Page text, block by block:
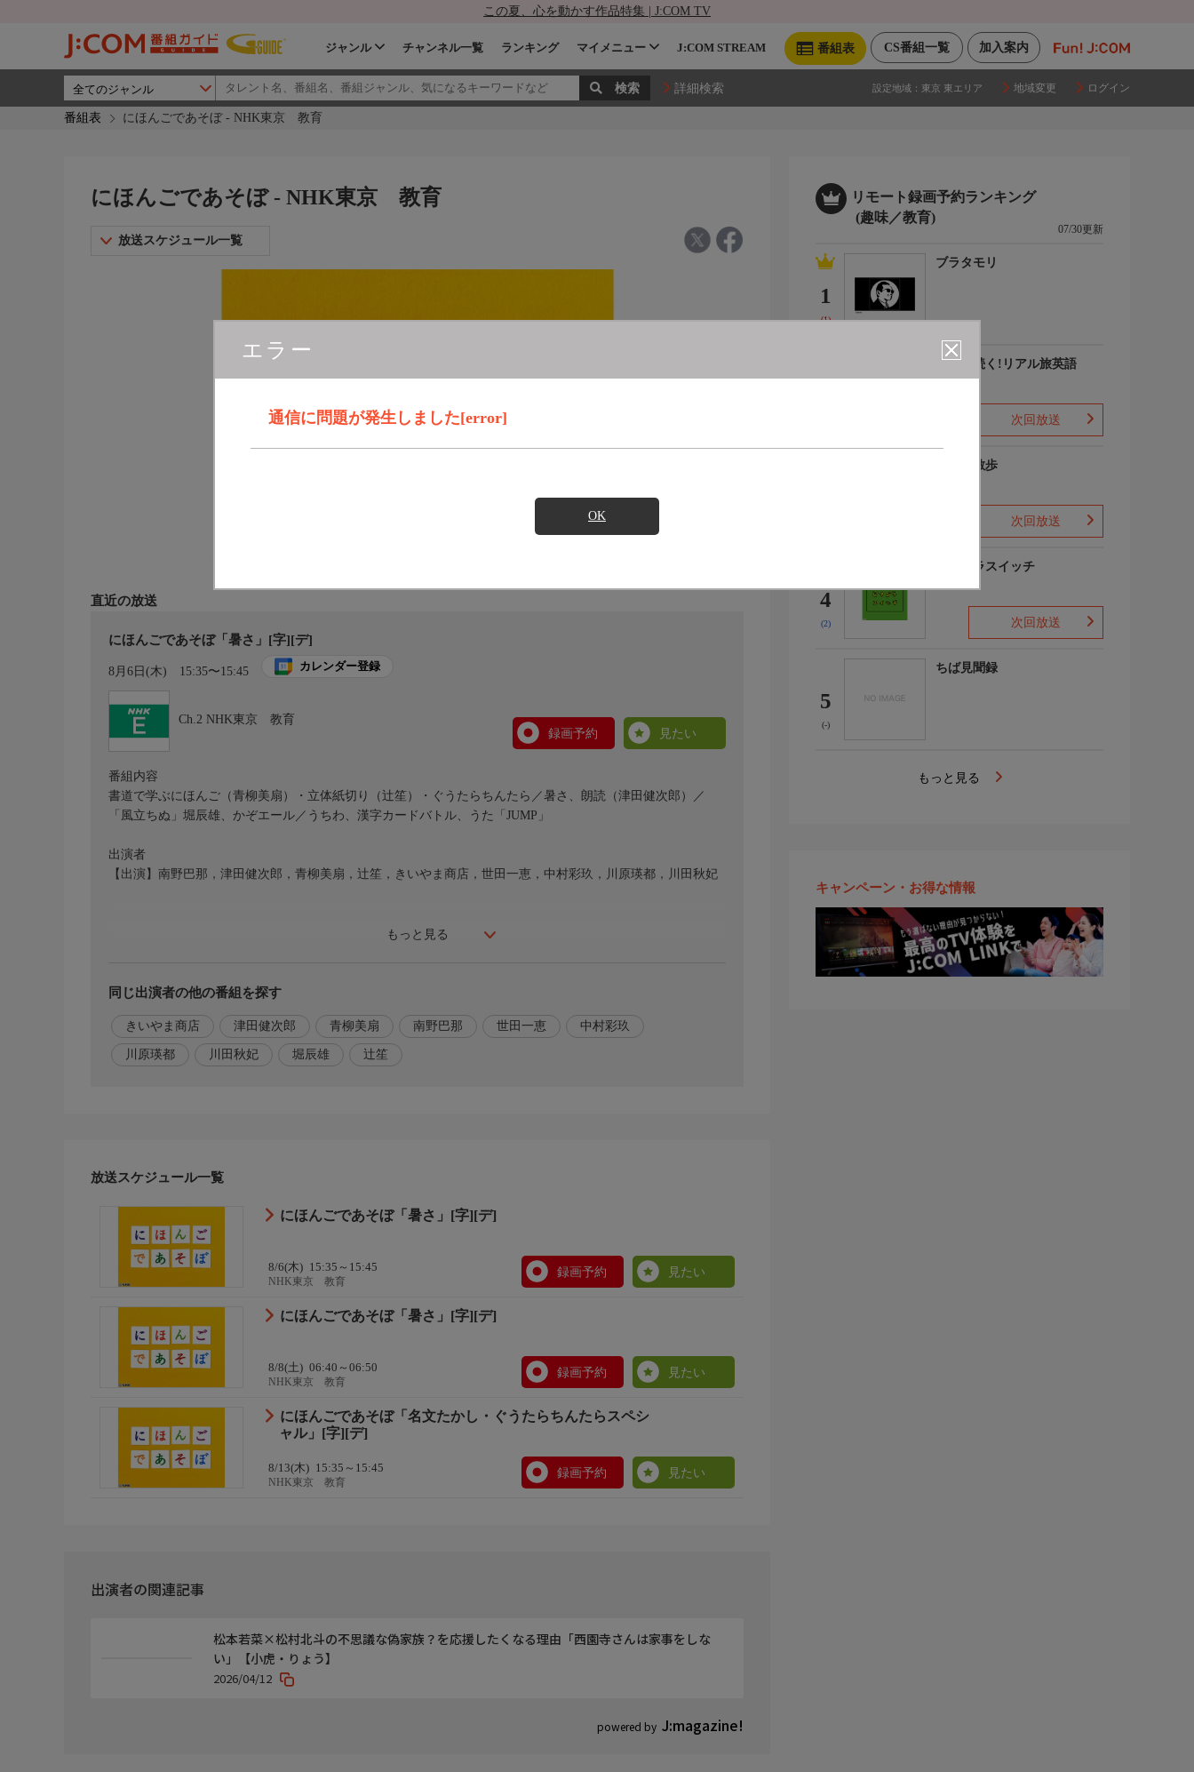
この夏、心を動かす作品特集 | J:COM TV
加入案内
CS番組一覧
番組表
ジャンル チャンネル一覧 ランキング マイメニュー J:COM STREAM
詳細検索 設定地域： 東京 東エリア 地域変更 ログイン
番組表 にほんごであそぼ - NHK東京 教育
エラー
通信に問題が発生しました[error]
OK
にほんごであそぼ - NHK東京 教育
放送スケジュール一覧
直近の放送
にほんごであそぼ「暑さ」[字][デ]
8月6日(木) 15:35〜15:45 カレンダー登録
Ch.2 NHK東京 教育
録画予約
見たい
もっと見る
番組内容
書道で学ぶにほんご（青柳美扇）・立体紙切り（辻笙）・ぐうたらちんたら／暑さ、朗読（津田健次郎）／
「風立ちぬ」堀辰雄、かぞエール／うちわ、漢字カードバトル、うた「JUMP」
出演者
【出演】南野巴那，津田健次郎，青柳美扇，辻笙，きいやま商店，世田一恵，中村彩玖，川原瑛都，川田秋妃
同じ出演者の他の番組を探す
きいやま商店 津田健次郎 青柳美扇 南野巴那 世田一恵 中村彩玖
川原瑛都 川田秋妃 堀辰雄 辻笙
放送スケジュール一覧
にほんごであそぼ「暑さ」[字][デ]
8/6(木) 15:35～15:45
NHK東京 教育
録画予約 見たい
にほんごであそぼ「暑さ」[字][デ]
8/8(土) 06:40～06:50
NHK東京 教育
録画予約 見たい
にほんごであそぼ「名文たかし・ぐうたらちんたらスペシ
ャル」[字][デ]
8/13(木) 15:35～15:45
NHK東京 教育
録画予約 見たい
出演者の関連記事
powered by J:magazine!
松本若菜×松村北斗の不思議な偽家族？を応援したくなる理由「西園寺さんは家事をしな
い」【小虎・りょう】
2026/04/12
リモート録画予約ランキング
(趣味／教育)
07/30更新
1
(1)
ブラタモリ
会話が続く!リアル旅英語
次回放送
じゅん散歩
次回放送
4
(2)
ピタゴラスイッチ
次回放送
5
(-)
ちば見聞録
もっと見る
キャンペーン・お得な情報